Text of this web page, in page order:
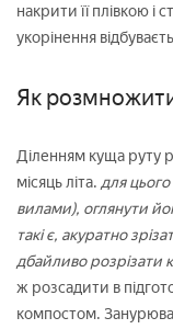
накрити її плівкою і
укорінення
Як
Діленням куща руту
місяць літа. для
вилами), оглянути
такі є, акуратно
дбайливо розрізати
ж розсадити в
компостом.